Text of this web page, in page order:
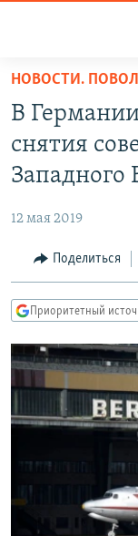
доступа
основному
Вернутся
Вернутся
поиску
ПОДКАСТЫ
АВТОРСКИЕ
МНЕНИЯ
КУЛЬТУРА
КАВКАЗ.РЕАЛИИ
СЕВЕР.РЕАЛИИ
СИБИРЬ.РЕАЛИИ
РАСПИСАНИЕ
ПОДПИШИТЕСЬ
СОЦИАЛЬНЫЕ СЕТИ
НОВОСТИ.
В
снятия
Западного
12 мая 2019
Поделиться
Приоритетный